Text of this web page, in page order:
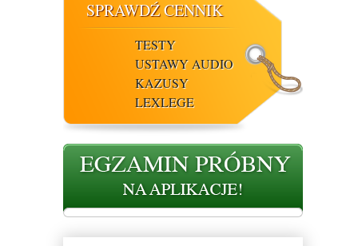
SPRAWDŹ CENNIK
TESTY
USTAWY AUDIO
KAZUSY
LEXLEGE